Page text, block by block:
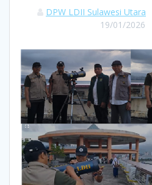
DPW LDII Sulawesi Utara
19/01/2026